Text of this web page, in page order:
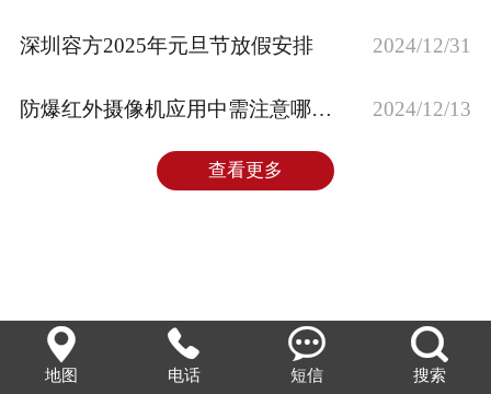
深圳容方2025年元旦节放假安排 2024/12/31
防爆红外摄像机应用中需注意哪些方面？ 2024/12/13
查看更多

地图

电话

短信

搜索